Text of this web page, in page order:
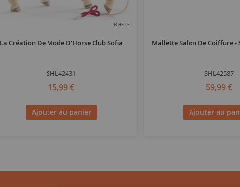
ECHELLE
La Création De Mode D'Horse Club Sofia
SHL42431
15,99 €
Ajouter au panier
Mallette Salon De Coiffure -
SHL42587
59,99 €
Ajouter au